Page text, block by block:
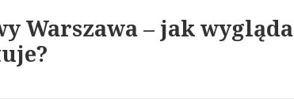
Warszawa – jak wygląda